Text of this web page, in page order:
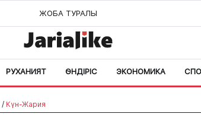
ЖОБА ТУРАЛЫ
РУХАНИЯТ ӨНДІРІС ЭКОНОМИКА
/ Күн-Жария